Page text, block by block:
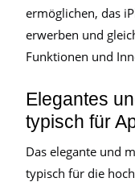
ermöglichen, das
erwerben und
Funktionen und
Elegantes
typisch für
Das elegante und
typisch für die